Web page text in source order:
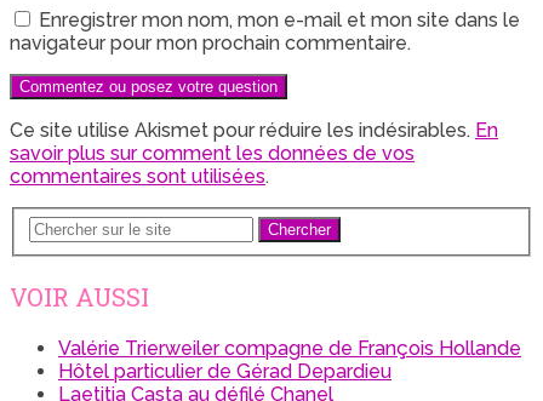
Enregistrer mon nom, mon e-mail et mon site dans le
navigateur pour mon prochain commentaire.
Ce site utilise Akismet pour réduire les indésirables. En
savoir plus sur comment les données de vos
commentaires sont utilisées.
Chercher
VOIR AUSSI
Valérie Trierweiler compagne de François Hollande
Hôtel particulier de Gérad Depardieu
Laetitia Casta au défilé Chanel